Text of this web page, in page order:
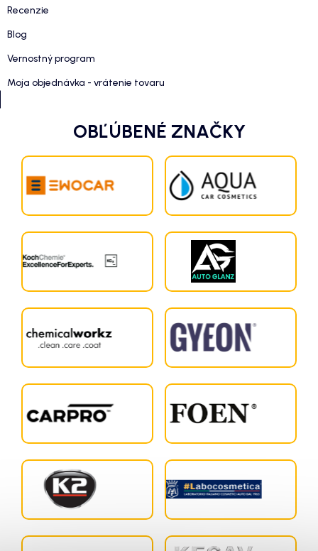
Recenzie
Blog
Vernostný program
Moja objednávka - vrátenie tovaru
OBĽÚBENÉ ZNAČKY